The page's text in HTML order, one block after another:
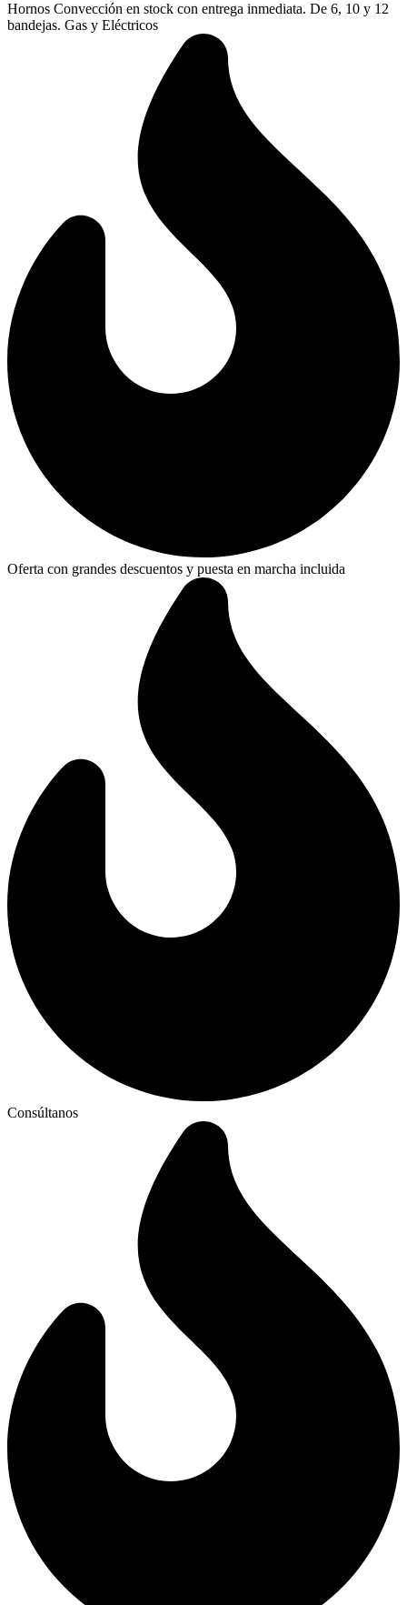
Hornos Convección en stock con entrega inmediata. De 6, 10 y 12
bandejas. Gas y Eléctricos
Oferta con grandes descuentos y puesta en marcha incluida
Consúltanos